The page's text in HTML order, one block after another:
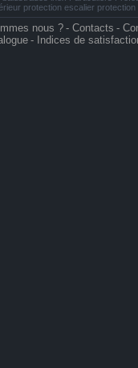
protection escalier
nous ? - Contacts -
- Indices de